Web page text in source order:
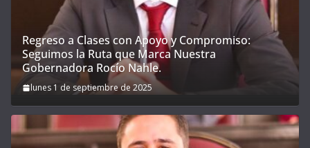
Regreso a Clases con Apoyo y Compromiso:
Seguimos la Ruta que Marca Nuestra
Gobernadora Rocío Nahle.
lunes 1 de septiembre de 2025